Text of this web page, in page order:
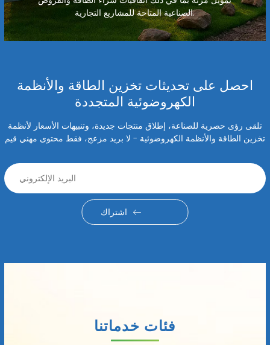
الصناعية المتاحة للمشاريع التجارية.
احصل على تحديثات تخزين الطاقة والأنظمة
الكهروضوئية المتجددة
تلقى رؤى حصرية للصناعة، إطلاق منتجات جديدة، وتنبيهات الأسعار لأنظمة
تخزين الطاقة والأنظمة الكهروضوئية - لا بريد مزعج، فقط محتوى مهني قيم
اشتراك
فئات خدماتنا